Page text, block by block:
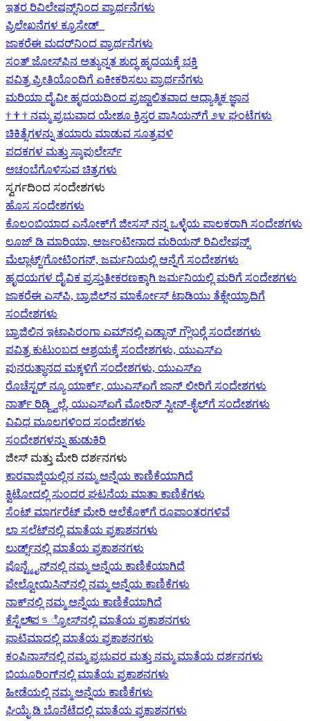
ಇತರ ರಿವಿಲೇಷನ್ಸ್‌ನಿಂದ ಪ್ರಾರ್ಥನೆಗಳು
ಪ್ರಿಲೇಖನೆಗಳ ಕ್ರೂಸೇಡ್
ಜಾಕರೆಈ ಮದರ್‌ನಿಂದ ಪ್ರಾರ್ಥನೆಗಳು
ಸಂತ್ ಜೋಸ್‌ಫಿನ ಅತ್ಯುನ್ನತ ಶುದ್ಧ ಹೃದಯಕ್ಕೆ ಭಕ್ತಿ
ಪವಿತ್ರ ಪ್ರೀತಿಯೊಂದಿಗೆ ಏಕೀಕರಿಸಲು ಪ್ರಾರ್ಥನೆಗಳು
ಮರಿಯಾ ದೈವೀ ಹೃದಯದಿಂದ ಪ್ರಜ್ವಾಲಿತವಾದ ಆಧ್ಯಾತ್ಮಿಕ ಜ್ಞಾನ
† † † ನಮ್ಮ ಪ್ರಭುವಾದ ಯೇಶೂ ಕ್ರಿಸ್ತರ ಪಾಸಿಯನ್‌ಗೆ ೨೪ ಘಂಟೆಗಳು
ಚಿಕಿತ್ಸೆಗಳನ್ನು ತಯಾರು ಮಾಡುವ ಸೂತ್ರವಳಿ
ಪದಕಗಳ ಮತ್ತು ಸ್ಕಾಪುಲೇರ್ಸ್
ಅಚಂಬೆಗೊಳಿಸುವ ಚಿತ್ರಗಳು
ಸ್ವರ್ಗದಿಂದ ಸಂದೇಶಗಳು
ಹೊಸ ಸಂದೇಶಗಳು
ಕೊಲಂಬಿಯಾದ ಎನೋಕ್‍ಗೆ ಜೀಸಸ್ ನನ್ನ ಒಳ್ಳೆಯ ಪಾಲಕರಾಗಿ ಸಂದೇಶಗಳು
ಲೂಜ್ ಡಿ ಮಾರಿಯಾ, ಅರ್ಜಂಟೀನಾದ ಮರಿಯನ್ ರಿವಿಲೇಷನ್ಸ್
ಮೆಲ್ಲಾಟ್ಜ್/ಗೋಟಿಂಗನ್, ಜರ್ಮನಿಯಲ್ಲಿ ಆನ್ನೆಗೆ ಸಂದೇಶಗಳು
ಹೃದಯಗಳ ದೈವಿಕ ಪ್ರಸ್ತುತೀಕರಣಕ್ಕಾಗಿ ಜರ್ಮನಿಯಲ್ಲಿ ಮರಿಗೆ ಸಂದೇಶಗಳು
ಜಾಕರೆಈ ಎಸ್‌ಪಿ, ಬ್ರಾಜಿಲ್‌ನ ಮಾರ್ಕೋಸ್ ಟಾಡಿಯು ತೆಕ್ಸೇಯ್ರಾದಿಗೆ
ಸಂದೇಶಗಳು
ಬ್ರಾಜಿಲಿನ ಇಟಾಪಿರಂಗಾ ಎಮ್‌ನಲ್ಲಿ ಎಡ್ಸಾನ್ ಗ್ಲೌಬರ್‍ಗೆ ಸಂದೇಶಗಳು
ಪವಿತ್ರ ಕುಟುಂಬದ ಆಶ್ರಯಕ್ಕೆ ಸಂದೇಶಗಳು, ಯುಎಸ್‌ಏ
ಪುನರುತ್ಥಾನದ ಮಕ್ಕಳಿಗೆ ಸಂದೇಶಗಳು, ಯುಎಸ್‌ಏ
ರೊಚೆಸ್ಟರ್ ನ್ಯೂ ಯಾರ್ಕ್, ಯುಎಸ್‌ಏ‍ಗೆ ಜಾನ್ ಲೀರಿ‍ಗೆ ಸಂದೇಶಗಳು
ನಾರ್ತ್ ರಿಡ್ಜ್ವಿಲ್ಲೆ, ಯುಎಸ್‌ಏ‍ಗೆ ಮೋರಿನ್ ಸ್ವೀನ್-ಕೈಲ್‍ಗೆ ಸಂದೇಶಗಳು
ವಿವಿಧ ಮೂಲಗಳಿಂದ ಸಂದೇಶಗಳು
ಸಂದೇಶಗಳನ್ನು ಹುಡುಕಿರಿ
ಜೀಸ್‌ ಮತ್ತು ಮೇರಿ ದರ್ಶನಗಳು
ಕಾರವಾಜ್ಜಿಯಲ್ಲಿನ ನಮ್ಮ ಅನ್ನೆಯ ಕಾಣಿಕೆಯಾಗಿದೆ
ಕ್ವಿಟೋದಲ್ಲಿ ಸುಂದರ ಘಟನೆಯ ಮಾತಾ ಕಾಣಿಕೆಗಳು
ಸೆಂಟ್ ಮಾರ್ಗರೆಟ್ ಮೇರಿ ಆಲೆಕೊಕ್‌ಗೆ ರೂಪಾಂತರಗಳಿವೆ
ಲಾ ಸಲೆಟ್‌ನಲ್ಲಿ ಮಾತೆಯ ಪ್ರಕಾಶನಗಳು
ಲುರ್ಡ್ಸ್‌ನಲ್ಲಿ ಮಾತೆಯ ಪ್ರಕಾಶನಗಳು
ಪೊನ್ಟ್ಮೈನ್‌ನಲ್ಲಿ ನಮ್ಮ ಅನ್ನೆಯ ಕಾಣಿಕೆಯಾಗಿದೆ
ಪೇಲ್ವೋಯಿಸಿನ್‌ನಲ್ಲಿ ನಮ್ಮ ಅನ್ನೆಯ ಕಾಣಿಕೆಗಳು
ನಾಕ್‌ನಲ್ಲಿ ನಮ್ಮ ಅನ್ನೆಯ ಕಾಣಿಕೆಯಾಗಿದೆ
ಕೆಸ್ಟೆಲ್‌ಪെട್ರೋಸ್‌ನಲ್ಲಿ ಮಾತೆಯ ಪ್ರಕಾಶನಗಳು
ಫಾಟಿಮಾದಲ್ಲಿ ಮಾತೆಯ ಪ್ರಕಾಶನಗಳು
ಕಂಪಿನಾಸ್‌ನಲ್ಲಿ ನಮ್ಮ ಪ್ರಭುವರ ಮತ್ತು ನಮ್ಮ ಮಾತೆಯ ದರ್ಶನಗಳು
ಬಿಯೂರಿಂಗ್‌ನಲ್ಲಿ ಮಾತೆಯ ಪ್ರಕಾಶನಗಳು
ಹೀಡೆಯಲ್ಲಿ ನಮ್ಮ ಅನ್ನೆಯ ಕಾಣಿಕೆಗಳು
ಘಿಯೈ ಡಿ ಬೊನೆಟೆದಲ್ಲಿ ಮಾತೆಯ ಪ್ರಕಾಶನಗಳು